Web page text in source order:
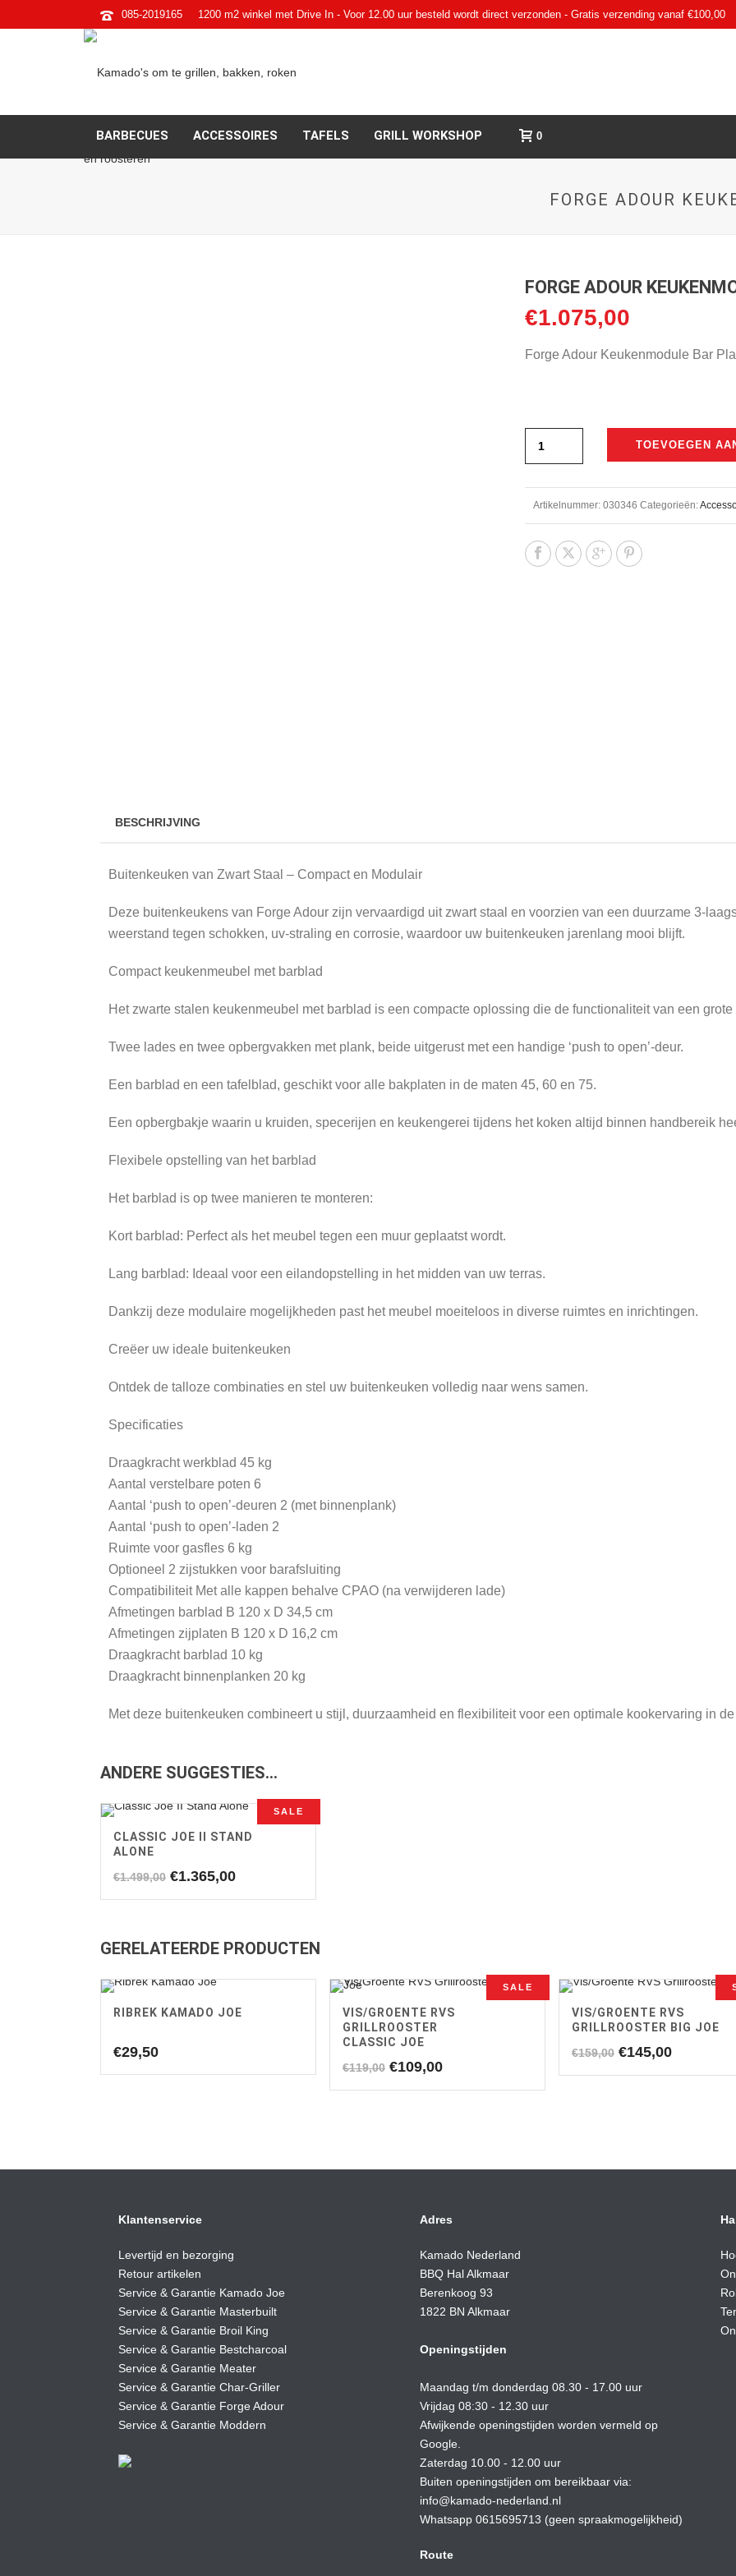
085-2019165 1200 m2 winkel met Drive In - Voor 12.00 uur besteld wordt direct verzonden - Gratis verzending vanaf €100,00
BARBECUES ACCESSOIRES TAFELS GRILL WORKSHOP 0
FORGE ADOUR
FORGE ADOUR
€1.075,00
Forge Adour Keukenmodule Bar
TOEVOEGEN
Artikelnummer: 030346 Categorieën:
BESCHRIJVING
Buitenkeuken van Zwart Staal – Compact en Modulair
Deze buitenkeukens van Forge Adour zijn vervaardigd uit zwart staal en voorzien van een duurzame 3-
weerstand tegen schokken, uv-straling en corrosie, waardoor uw buitenkeuken jarenlang mooi blijft.
Compact keukenmeubel met barblad
Het zwarte stalen keukenmeubel met barblad is een compacte oplossing die de functionaliteit van een
Twee lades en twee opbergvakken met plank, beide uitgerust met een handige ‘push to open’-deur.
Een barblad en een tafelblad, geschikt voor alle bakplaten in de maten 45, 60 en 75.
Een opbergbakje waarin u kruiden, specerijen en keukengerei tijdens het koken altijd binnen handbereik
Flexibele opstelling van het barblad
Het barblad is op twee manieren te monteren:
Kort barblad: Perfect als het meubel tegen een muur geplaatst wordt.
Lang barblad: Ideaal voor een eilandopstelling in het midden van uw terras.
Dankzij deze modulaire mogelijkheden past het meubel moeiteloos in diverse ruimtes en inrichtingen.
Creëer uw ideale buitenkeuken
Ontdek de talloze combinaties en stel uw buitenkeuken volledig naar wens samen.
Specificaties
Draagkracht werkblad 45 kg
Aantal verstelbare poten 6
Aantal ‘push to open’-deuren 2 (met binnenplank)
Aantal ‘push to open’-laden 2
Ruimte voor gasfles 6 kg
Optioneel 2 zijstukken voor barafsluiting
Compatibiliteit Met alle kappen behalve CPAO (na verwijderen lade)
Afmetingen barblad B 120 x D 34,5 cm
Afmetingen zijplaten B 120 x D 16,2 cm
Draagkracht barblad 10 kg
Draagkracht binnenplanken 20 kg
Met deze buitenkeuken combineert u stijl, duurzaamheid en flexibiliteit voor een optimale kookervaring in
ANDERE SUGGESTIES…
SALE
CLASSIC JOE II STAND
ALONE
€1.499,00 Oorspronkelijke
€1.365,00Huidige
GERELATEERDE PRODUCTEN
RIBREK KAMADO JOE
€29,50
SALE
VIS/GROENTE RVS
GRILLROOSTER
CLASSIC JOE
€119,00 Oorspronkelijke
€109,00Huidige
VIS/GROENTE RVS
GRILLROOSTER BIG JOE
€159,00 Oorspronkelijke
€145,00Huidige
Klantenservice
Levertijd en bezorging
Retour artikelen
Service & Garantie Kamado Joe
Service & Garantie Masterbuilt
Service & Garantie Broil King
Service & Garantie Bestcharcoal
Service & Garantie Meater
Service & Garantie Char-Griller
Service & Garantie Forge Adour
Service & Garantie Moddern
Adres
Kamado Nederland
BBQ Hal Alkmaar
Berenkoog 93
1822 BN Alkmaar
Openingstijden
Maandag t/m donderdag 08.30 - 17.00 uur
Vrijdag 08:30 - 12.30 uur
Afwijkende openingstijden worden vermeld op
Google.
Zaterdag 10.00 - 12.00 uur
Buiten openingstijden om bereikbaar via:
info@kamado-nederland.nl
Whatsapp 0615695713 (geen spraakmogelijkheid)
Route